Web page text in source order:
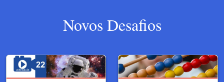
Novos Desafios